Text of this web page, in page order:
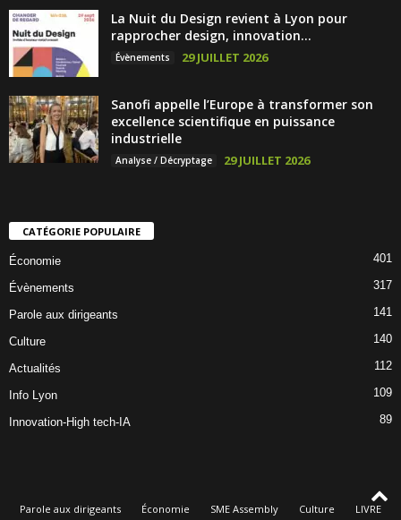
La Nuit du Design revient à Lyon pour
rapprocher design, innovation...
Évènements 29 JUILLET 2026
Sanofi appelle l’Europe à transformer son
excellence scientifique en puissance
industrielle
Analyse / Décryptage 29 JUILLET 2026
CATÉGORIE POPULAIRE
Économie 401
Évènements 317
Parole aux dirigeants 141
Culture 140
Actualités 112
Info Lyon 109
Innovation-High tech-IA 89
Parole aux dirigeants Économie SME Assembly Culture LIVRE